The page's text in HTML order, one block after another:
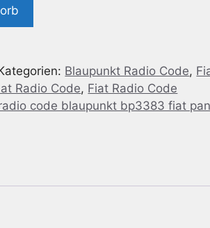
Blaupunkt Radio Code,
Radio Code, Fiat Radio Code
code blaupunkt bp3383 fiat